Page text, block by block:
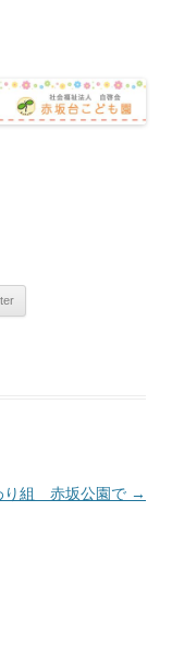
り組 赤坂公園で →